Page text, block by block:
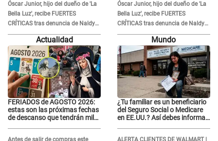
Óscar Junior, hijo del dueño de 'La
Bella Luz', recibe FUERTES
CRÍTICAS tras denuncia de Naldy
Saldaña contra su tío: "Cómplice"
Óscar Junior, hijo del dueño de 'La
Bella Luz', recibe FUERTES
CRÍTICAS tras denuncia de Naldy
Saldaña contra su tío: "Cómplice"
Actualidad
FERIADOS de AGOSTO 2026:
estas son las próximas fechas
de descanso que tendrán miles
Antes de salir de compras este
Mundo
¿Tu familiar es un beneficiario
del Seguro Social o Medicare
en EE.UU.? Así debes informar
ALERTA CLIENTES DE WALMART |